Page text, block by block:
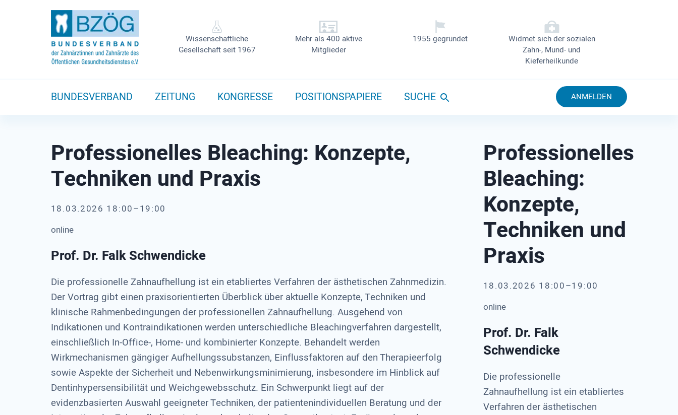
Wissenschaftliche
Gesellschaft seit 1967
Mehr als 400 aktive
Mitglieder
1955 gegründet
Widmet sich der sozialen
Zahn-, Mund- und
Kieferheilkunde
BUNDESVERBAND ZEITUNG KONGRESSE POSITIONSPAPIERE SUCHE ANMELDEN
Professionelles Bleaching: Konzepte,
Techniken und Praxis
18.03.2026 18:00–19:00
online
Prof. Dr. Falk Schwendicke
Die professionelle Zahnaufhellung ist ein etabliertes Verfahren der ästhetischen Zahnmedizin.
Der Vortrag gibt einen praxisorientierten Überblick über aktuelle Konzepte, Techniken und
klinische Rahmenbedingungen der professionellen Zahnaufhellung. Ausgehend von
Indikationen und Kontraindikationen werden unterschiedliche Bleachingverfahren dargestellt,
einschließlich In-Office-, Home- und kombinierter Konzepte. Behandelt werden
Wirkmechanismen gängiger Aufhellungssubstanzen, Einflussfaktoren auf den Therapieerfolg
sowie Aspekte der Sicherheit und Nebenwirkungsminimierung, insbesondere im Hinblick auf
Dentinhypersensibilität und Weichgewebsschutz. Ein Schwerpunkt liegt auf der
evidenzbasierten Auswahl geeigneter Techniken, der patientenindividuellen Beratung und der
Professionelles
Bleaching:
Konzepte,
Techniken und
Praxis
18.03.2026 18:00–19:00
online
Prof. Dr. Falk
Schwendicke
Die professionelle
Zahnaufhellung ist ein etabliertes
Verfahren der ästhetischen